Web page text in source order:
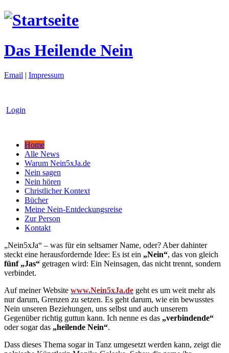
Das Heilende Nein
Email | Impressum
Login
Home
Alle News
Warum Nein5xJa.de
Nein sagen
Nein hören
Christlicher Kontext
Bücher
Meine Nein-Entdeckungsreise
Zur Person
Kontakt
„Nein5xJa“ – was für ein seltsamer Name, oder? Aber dahinter
steckt eine herausfordernde Idee: Es ist ein „Nein“, das von gleich
fünf „Jas“ getragen wird: Ein Neinsagen, das nicht trennt, sondern
verbindet.
Auf meiner Website www.Nein5xJa.de geht es um weit mehr als
nur darum, Grenzen zu setzen. Es geht darum, wie ein bewusstes
Nein unseren Beziehungen, uns selbst und auch unserem
Gegenüber richtig guttun kann. Ich nenne es das „verbindende“
oder sogar das „heilende Nein“.
Dass dieses Thema sogar in Tanz umgesetzt werden kann, zeigt die